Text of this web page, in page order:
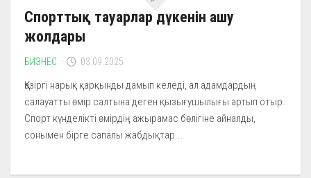
Спорттық тауарлар дүкенін ашу
жолдары
БИЗНЕС 03.09.2025
Қазіргі нарық қарқынды дамып келеді, ал адамдардың
салауатты өмір салтына деген қызығушылығы артып отыр.
Спорт күнделікті өмірдің ажырамас бөлігіне айналды,
сонымен бірге сапалы жабдықтар...